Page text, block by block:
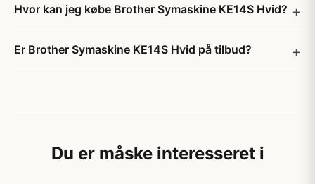
Hvor kan jeg købe Brother Symaskine KE14S Hvid?
Er Brother Symaskine KE14S Hvid på tilbud?
Du er måske interesseret i